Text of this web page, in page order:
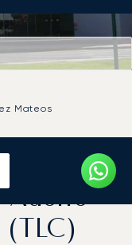
Mateos
al
Adolfo
(TLC)